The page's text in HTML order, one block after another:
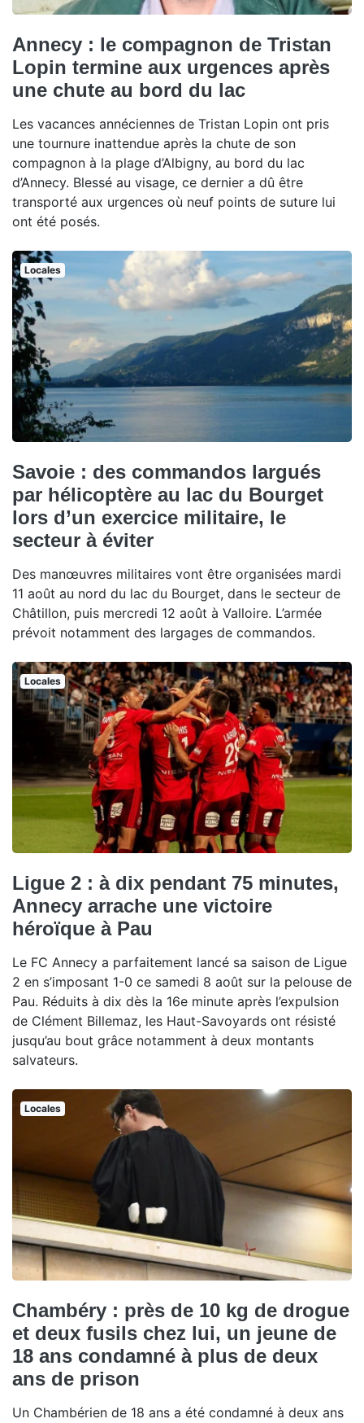
Annecy : le compagnon de Tristan
Lopin termine aux urgences après
une chute au bord du lac
Les vacances annéciennes de Tristan Lopin ont pris
une tournure inattendue après la chute de son
compagnon à la plage d’Albigny, au bord du lac
d’Annecy. Blessé au visage, ce dernier a dû être
transporté aux urgences où neuf points de suture lui
ont été posés.
Locales
Savoie : des commandos largués
par hélicoptère au lac du Bourget
lors d’un exercice militaire, le
secteur à éviter
Des manœuvres militaires vont être organisées mardi
11 août au nord du lac du Bourget, dans le secteur de
Châtillon, puis mercredi 12 août à Valloire. L’armée
prévoit notamment des largages de commandos.
Locales
Ligue 2 : à dix pendant 75 minutes,
Annecy arrache une victoire
héroïque à Pau
Le FC Annecy a parfaitement lancé sa saison de Ligue
2 en s’imposant 1-0 ce samedi 8 août sur la pelouse de
Pau. Réduits à dix dès la 16e minute après l’expulsion
de Clément Billemaz, les Haut-Savoyards ont résisté
jusqu’au bout grâce notamment à deux montants
salvateurs.
Locales
Chambéry : près de 10 kg de drogue
et deux fusils chez lui, un jeune de
18 ans condamné à plus de deux
ans de prison
Un Chambérien de 18 ans a été condamné à deux ans